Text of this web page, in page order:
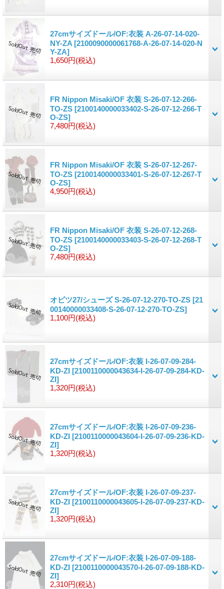
27cmサイズドール/OF:衣装 A-26-07-14-020-
NY-ZA [2100090000061768-A-26-07-14-020-N
Y-ZA]
1,650円(税込)
FR Nippon Misaki/OF 衣装 S-26-07-12-266-
TO-ZS [2100140000033402-S-26-07-12-266-T
O-ZS]
7,480円(税込)
FR Nippon Misaki/OF 衣装 S-26-07-12-267-
TO-ZS [2100140000033401-S-26-07-12-267-T
O-ZS]
4,950円(税込)
FR Nippon Misaki/OF 衣装 S-26-07-12-268-
TO-ZS [2100140000033403-S-26-07-12-268-T
O-ZS]
7,480円(税込)
オビツ27/シューズ S-26-07-12-270-TO-ZS [21
00140000033408-S-26-07-12-270-TO-ZS]
1,100円(税込)
27cmサイズドール/OF:衣装 I-26-07-09-284-
KD-ZI [2100110000043634-I-26-07-09-284-KD-
ZI]
1,320円(税込)
27cmサイズドール/OF:衣装 I-26-07-09-236-
KD-ZI [2100110000043604-I-26-07-09-236-KD-
ZI]
1,320円(税込)
27cmサイズドール/OF:衣装 I-26-07-09-237-
KD-ZI [2100110000043605-I-26-07-09-237-KD-
ZI]
1,320円(税込)
27cmサイズドール/OF:衣装 I-26-07-09-188-
KD-ZI [2100110000043570-I-26-07-09-188-KD-
ZI]
2,310円(税込)